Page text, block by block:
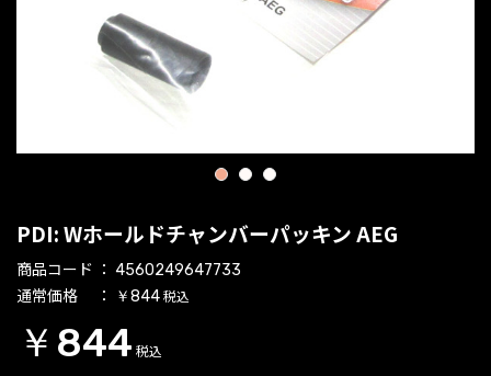
1 2 3
PDI: Wホールドチャンバーパッキン AEG
商品コード 4560249647733
通常価格 ￥844税込
￥844 税込